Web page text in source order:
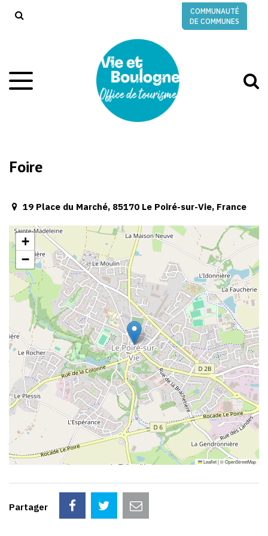
COMMUNAUTÉ
DE COMMUNES
Aller
à
Foire
19 Place du Marché, 85170 Le Poiré-sur-Vie, France
+
−
Leaflet|©OpenStreetMap
Partager